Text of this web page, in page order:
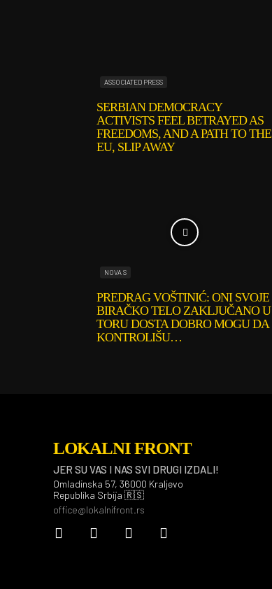
ASSOCIATED PRESS
SERBIAN DEMOCRACY
ACTIVISTS FEEL BETRAYED AS
FREEDOMS, AND A PATH TO THE
EU, SLIP AWAY
NOVA S
PREDRAG VOŠTINIĆ: ONI SVOJE
BIRAČKO TELO ZAKLJUČANO U
TORU DOSTA DOBRO MOGU DA
KONTROLIŠU…
LOKALNI FRONT
JER SU VAS I NAS SVI DRUGI IZDALI!
Omladinska 57, 36000 Kraljevo
Republika Srbija 🇷🇸
office@lokalnifront.rs